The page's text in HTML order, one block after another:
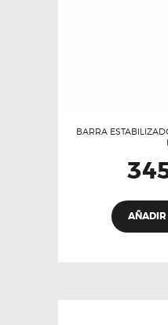
BARRA
AÑADIR